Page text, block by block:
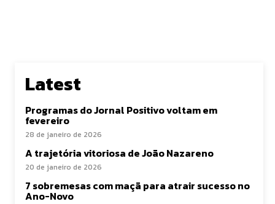
Latest
Programas do Jornal Positivo voltam em
fevereiro
28 de janeiro de 2026
A trajetória vitoriosa de João Nazareno
20 de janeiro de 2026
7 sobremesas com maçã para atrair sucesso no
Ano-Novo